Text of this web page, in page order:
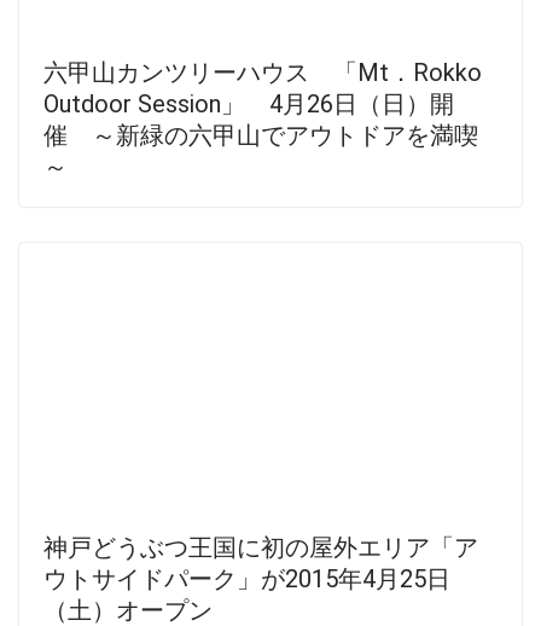
六甲山カンツリーハウス 「Mt．Rokko
Outdoor Session」 4月26日（日）開
催 ～新緑の六甲山でアウトドアを満喫
～
神戸どうぶつ王国に初の屋外エリア「ア
ウトサイドパーク」が2015年4月25日
（土）オープン